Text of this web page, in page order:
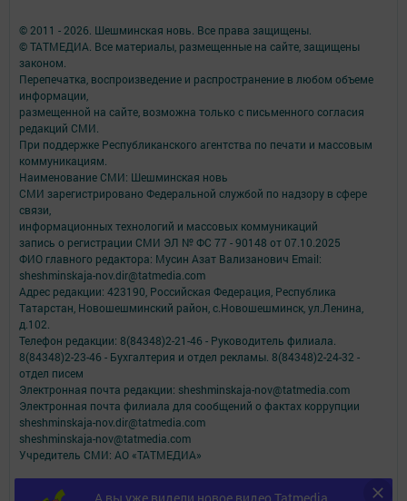
© 2011 - 2026. Шешминская новь. Все права защищены.
© ТАТМЕДИА. Все материалы, размещенные на сайте, защищены
законом.
Перепечатка, воспроизведение и распространение в любом объеме
информации,
размещенной на сайте, возможна только с письменного согласия
редакций СМИ.
При поддержке Республиканского агентства по печати и массовым
коммуникациям.
Наименование СМИ: Шешминская новь
СМИ зарегистрировано Федеральной службой по надзору в сфере
связи,
информационных технологий и массовых коммуникаций
запись о регистрации СМИ ЭЛ № ФС 77 - 90148 от 07.10.2025
ФИО главного редактора: Мусин Азат Вализанович Email:
sheshminskaja-nov.dir@tatmedia.com
Адрес редакции: 423190, Российская Федерация, Республика
Татарстан, Новошешминский район, с.Новошешминск, ул.Ленина,
д.102.
Телефон редакции: 8(84348)2-21-46 - Руководитель филиала.
8(84348)2-23-46 - Бухгалтерия и отдел рекламы. 8(84348)2-24-32 -
отдел писем
Электронная почта редакции: sheshminskaja-nov@tatmedia.com
Электронная почта филиала для сообщений о фактах коррупции
sheshminskaja-nov.dir@tatmedia.com
sheshminskaja-nov@tatmedia.com
Учредитель СМИ: АО «ТАТМЕДИА»
Антикоррупционная политика